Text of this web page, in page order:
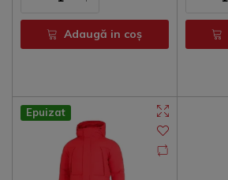
Adaugă in coş
Epuizat